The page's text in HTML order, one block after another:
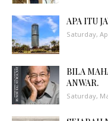
APA ITU
Saturday,
BILA
ANWAR.
Saturday,